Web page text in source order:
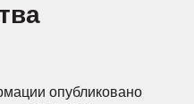
опубликовано